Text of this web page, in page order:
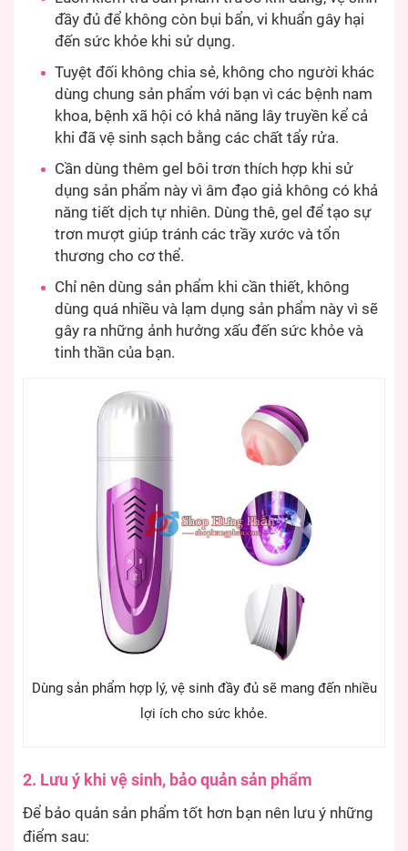
đầy đủ để không còn bụi bẩn, vi khuẩn gây hại
đến sức khỏe khi sử dụng.
Tuyệt đối không chia sẻ, không cho người khác
dùng chung sản phẩm với bạn vì các bệnh nam
khoa, bệnh xã hội có khả năng lây truyền kể cả
khi đã vệ sinh sạch bằng các chất tẩy rửa.
Cần dùng thêm gel bôi trơn thích hợp khi sử
dụng sản phẩm này vì âm đạo giả không có khả
năng tiết dịch tự nhiên. Dùng thê, gel để tạo sự
trơn mượt giúp tránh các trầy xước và tổn
thương cho cơ thể.
Chỉ nên dùng sản phẩm khi cần thiết, không
dùng quá nhiều và lạm dụng sản phẩm này vì sẽ
gây ra những ảnh hưởng xấu đến sức khỏe và
tinh thần của bạn.
Dùng sản phẩm hợp lý, vệ sinh đầy đủ sẽ mang đến nhiều
lợi ích cho sức khỏe.
2. Lưu ý khi vệ sinh, bảo quản sản phẩm
Để bảo quản sản phẩm tốt hơn bạn nên lưu ý những
điểm sau: